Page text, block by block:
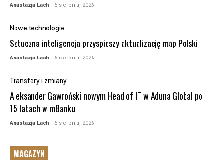
Anastazja Lach - 6 sierpnia, 2026
Nowe technologie
Sztuczna inteligencja przyspieszy aktualizację map Polski
Anastazja Lach - 6 sierpnia, 2026
Transfery i zmiany
Aleksander Gawroński nowym Head of IT w Aduna Global po
15 latach w mBanku
Anastazja Lach - 6 sierpnia, 2026
MAGAZYN